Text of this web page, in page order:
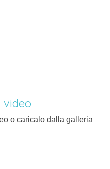
video
o caricalo dalla galleria